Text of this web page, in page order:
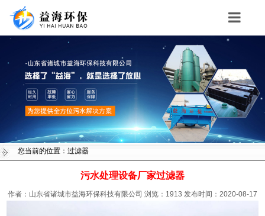
Toggle
您当前的位置：过滤器
污水处理设备厂家过滤器
作者：山东省诸城市益海环保科技有限公司 浏览： 1913 发布时间：2020-08-17